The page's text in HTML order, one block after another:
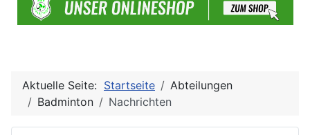
Aktuelle Seite: Startseite
Abteilungen
Badminton
Nachrichten